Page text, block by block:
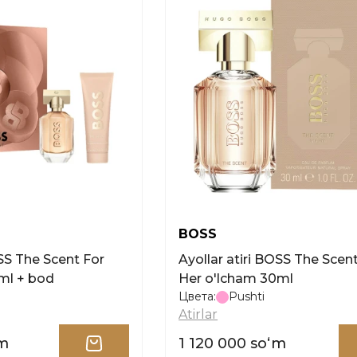
+ bod
BOSS
Ayollar atiri BOSS The Scent For
Her o'lcham 30ml
Цвета: Pushti
Atirlar
1 120 000 soʻm